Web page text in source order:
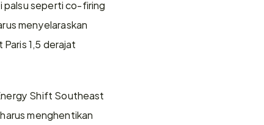
palsu seperti co-firing
menyelaraskan
1,5 derajat
Shift Southeast
menghentikan